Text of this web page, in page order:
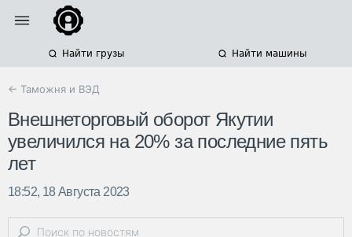
Найти грузы Найти машины
← Таможня и ВЭД
Внешнеторговый оборот Якутии
увеличился на 20% за последние пять
лет
18:52, 18 Августа 2023